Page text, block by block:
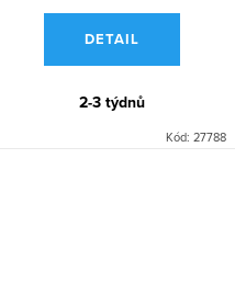
DETAIL
2-3 týdnů
Kód: 27788